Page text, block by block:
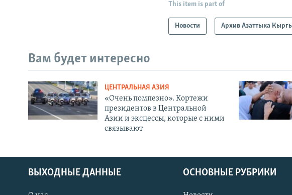
This item is part of
Новости Архив Азаттыка
Вам будет интересно
ЦЕНТРАЛЬНАЯ АЗИЯ
«Очень помпезно». Кортежи
президентов в Центральной
Азии и эксцессы, которые с ними
связывают
ВЫХОДНЫЕ ДАННЫЕ ОСНОВНЫЕ РУБРИКИ